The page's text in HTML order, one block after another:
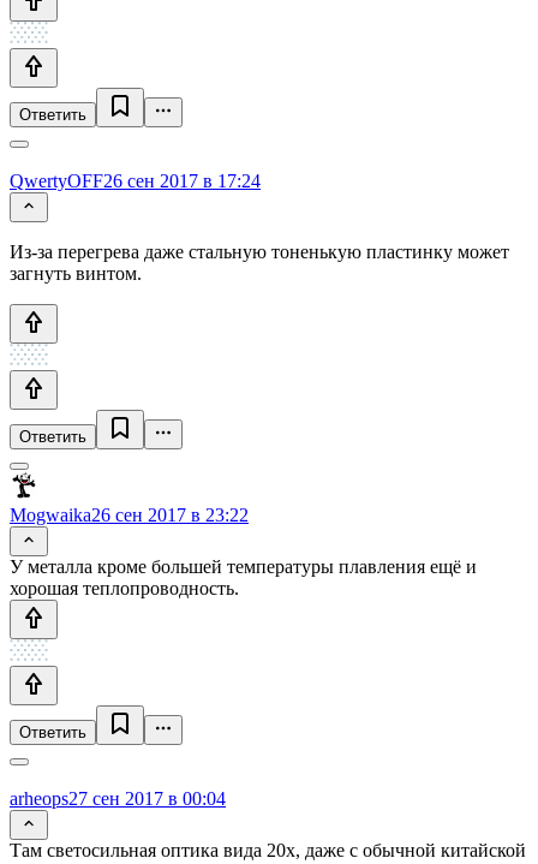
Ответить
QwertyOFF26 сен 2017 в 17:24
Из-за перегрева даже стальную тоненькую пластинку может
загнуть винтом.
Ответить
Mogwaika26 сен 2017 в 23:22
У металла кроме большей температуры плавления ещё и
хорошая теплопроводность.
Ответить
arheops27 сен 2017 в 00:04
Там светосильная оптика вида 20х, даже с обычной китайской